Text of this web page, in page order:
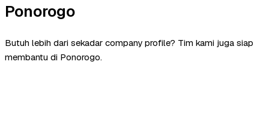
Ponorogo
Butuh lebih dari sekadar company profile? Tim kami juga siap
membantu di Ponorogo.